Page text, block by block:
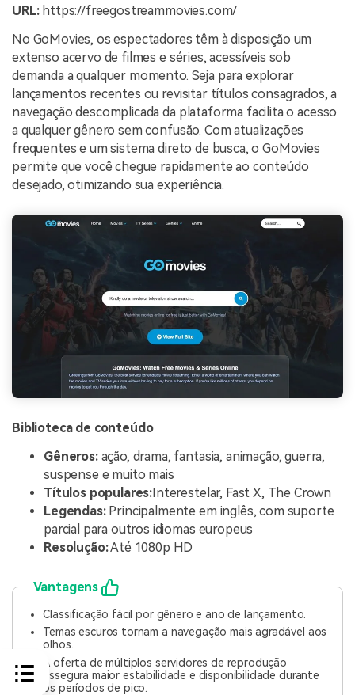
URL: https://freegostreammovies.com/
No GoMovies, os espectadores têm à disposição um
extenso acervo de filmes e séries, acessíveis sob
demanda a qualquer momento. Seja para explorar
lançamentos recentes ou revisitar títulos consagrados, a
navegação descomplicada da plataforma facilita o acesso
a qualquer gênero sem confusão. Com atualizações
frequentes e um sistema direto de busca, o GoMovies
permite que você chegue rapidamente ao conteúdo
desejado, otimizando sua experiência.
Biblioteca de conteúdo
Gêneros:ação, drama, fantasia, animação, guerra,
suspense e muito mais
Títulos populares:Interestelar, Fast X, The Crown
Legendas:Principalmente em inglês, com suporte
parcial para outros idiomas europeus
Resolução:Até 1080p HD
Vantagens
Classificação fácil por gênero e ano de lançamento.
Temas escuros tornam a navegação mais agradável aos
olhos.
A oferta de múltiplos servidores de reprodução
assegura maior estabilidade e disponibilidade durante
os períodos de pico.